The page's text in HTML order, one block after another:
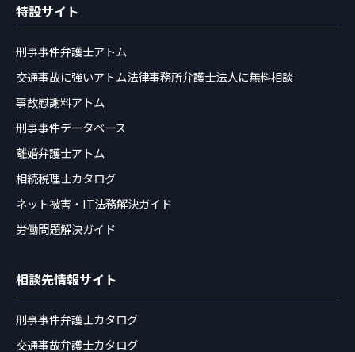
特設サイト
刑事事件弁護士アトム
交通事故に強いアトム法律事務所弁護士法人に無料相談
事故慰謝料アトム
刑事事件データベース
離婚弁護士アトム
相続税理士カタログ
ネット被害・IT法務解決ガイド
労働問題解決ガイド
相談先情報サイト
刑事事件弁護士カタログ
交通事故弁護士カタログ